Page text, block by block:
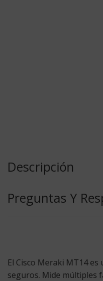
Descripción
Preguntas Y
El Cisco Meraki MT14es
seguros. Mide múltiples